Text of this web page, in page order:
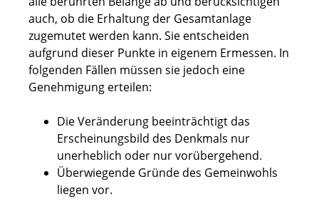
auch, ob die Erhaltung der Gesamtanlage
zugemutet werden kann. Sie entscheiden
aufgrund dieser Punkte in eigenem Ermessen. In
folgenden Fällen müssen sie jedoch eine
Genehmigung erteilen:
Die Veränderung beeinträchtigt das
Erscheinungsbild des Denkmals nur
unerheblich oder nur vorübergehend.
Überwiegende Gründe des Gemeinwohls
liegen vor.